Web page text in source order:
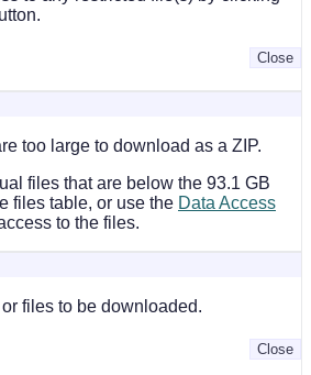
Close
too large to download as a ZIP.
files that are below the 93.1 GB
files table, or use the Data Access
to the files.
files to be downloaded.
Close